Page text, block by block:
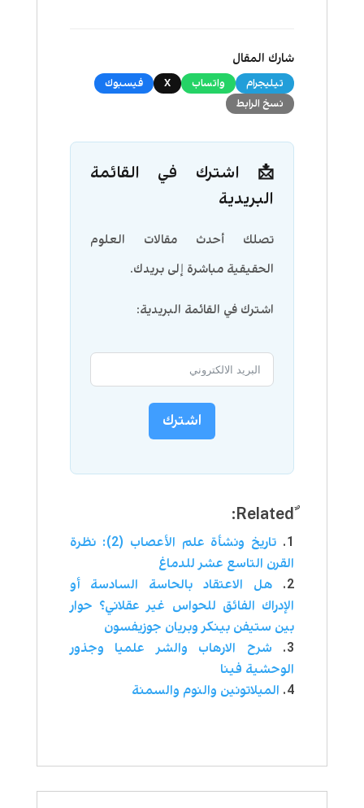
شارك المقال
تيليجرام واتساب X
فيسبوك
نسخ الرابط
📩 اشترك في القائمة
البريدية
تصلك أحدث مقالات العلوم
الحقيقية مباشرة إلى بريدك.
اشترك في القائمة البريدية:
اشترك
ٌRelated:
تاريخ ونشأة علم الأعصاب (2): نظرة
القرن التاسع عشر للدماغ
هل الاعتقاد بالحاسة السادسة أو
الإدراك الفائق للحواس غير عقلاني؟ حوار
بين ستيفن بينكر وبريان جوزيفسون
شرح الارهاب والشر علميا وجذور
الوحشية فينا
الميلاتونين والنوم والسمنة